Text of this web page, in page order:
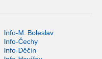
Info-M. Boleslav
Info-Čechy
Info-Děčín